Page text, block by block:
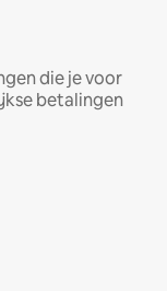
die je voor
betalingen